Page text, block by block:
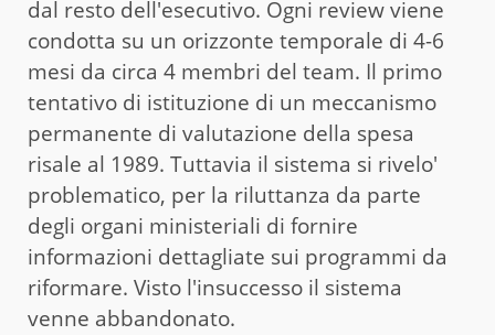
dal resto dell'esecutivo. Ogni review viene
condotta su un orizzonte temporale di 4-6
mesi da circa 4 membri del team. Il primo
tentativo di istituzione di un meccanismo
permanente di valutazione della spesa
risale al 1989. Tuttavia il sistema si rivelo'
problematico, per la riluttanza da parte
degli organi ministeriali di fornire
informazioni dettagliate sui programmi da
riformare. Visto l'insuccesso il sistema
venne abbandonato.